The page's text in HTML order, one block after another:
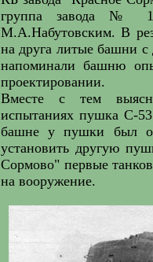
группа завода №
М.А.Набутовским. В
на друга литые башни
напоминали башню
проектировании.
Вместе с тем
испытаниях пушка С-
башне у пушки был
установить другую
Сормово" первые
на вооружение.